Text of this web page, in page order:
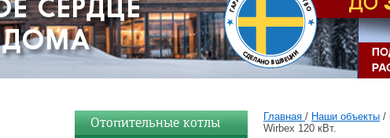
Главная / Наши объекты /
Wirbex 120 кВт.
Отопительные котлы